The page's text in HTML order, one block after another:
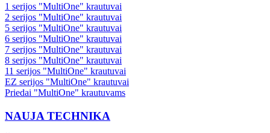
1 serijos "MultiOne" krautuvai
2 serijos "MultiOne" krautuvai
5 serijos "MultiOne" krautuvai
6 serijos "MultiOne" krautuvai
7 serijos "MultiOne" krautuvai
8 serijos "MultiOne" krautuvai
11 serijos "MultiOne" krautuvai
EZ serijos "MultiOne" krautuvai
Priedai "MultiOne" krautuvams
NAUJA TECHNIKA